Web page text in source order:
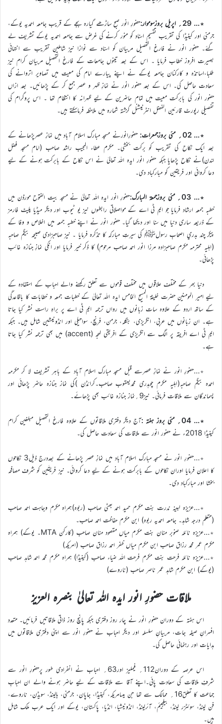
٭… 29؍ اپریل بروزسوموار:
حضورِ انور صبح ساڑھے گیارہ بجے کے قریب جامعہ احمدیہ یوکے،
جرمنی اور کینیڈا کی تقریب تقسیم اسناد کو منور کرنے کی غرض سے جامعہ احمدیہ یوکے تشریف لے
گئے۔ حضور انور نے فارغ التحصیل مربیان کو اسناد سے نوازا نیز شاملینِ تقریب سے انتہائی
بصیرت افروز خطاب فرمایا ۔ اس کے بعد تینوں جامعات کے فارغ التحصیل مربیان کرام نیز
طلبا،اساتذہ و کارکنان جامعہ یوکے نے اپنے پیارے امام کی معیت میں تصاویر اتروانے کی
سعادت حاصل کی۔ اس کے بعد حضور انور نے نمازِ ظہر و عصر جمع کر کے پڑھائیں۔ بعد ازاں
حضور انور کی بابرکت معیت میں تمام حاضرین کے لیے ظہرانہ کا انتظام تھا ۔ اس پروگرام کی
تفصیلی رپورٹ قارئین الفضل انٹرنیشنل گزشتہ شمارہ میں ملاحظہ فرماسکتے ہیں۔
٭… 02؍ مئی بروزجمعرات:
حضورِانورنے مسجد مبارک اسلام آباد میں نمازِ عصرپڑھانے کے
بعد ایک نکاح کی تقریب کو برکت بخشی۔ مکرم عطاء المجیب راشد صاحب (امام مسجد فضل
لندن)نے نکاح پڑھایا جبکہ حضورِ انور ایدہ اللہ تعالیٰ نے اس نکاح کے بابرکت ہونے کے لیے
دعا کروائی اور فریقین کو مبارکباد دی۔
٭… 03؍ مئی بروزجمعۃ المبارک:
حضورِ انور ایدہ اللہ تعالیٰ نے مسجد بیت الفتوح مورڈن میں
خطبہ جمعہ ارشاد فرمایا جو ایم ٹی اے کے مواصلاتی رابطوں نیز یو ٹیوب اور دیگر میڈیا پلیٹ فارمز
کے ذریعہ ساری دنیا میں سنا اور دیکھا گیا۔ حضور انور نے اپنے خطبہ جمعہ میں اخلاص و وفا کے
پيکر چند بدري اصحابِ رسولﷺ کي سيرتِ مبارکہ کا تذکرہ فرمایا ۔ نیز صاحبزادی صبیحہ بیگم صاحبہ
(اہلیہ محترمہ مکرم صاحبزادہ مرزا انور احمد صاحب مرحوم) کا ذکر خیر فرمایا اور انکی نمازِ جنازہ غائب
پڑھائی۔
دنیا بھر کے مختلف علاقوں میں مختلف قوموں سے تعلق رکھنے والے احباب کے استفادہ کے
لیے امیر المومنین حضرت خلیفۃ المسیح الخامس ایدہ اللہ تعالیٰ کے خطبات جمعہ و خطابات کا باقاعدگی
کے ساتھ اردو کے علاوہ سات زبانوں میں رواں ترجمہ ایم ٹی اے پر براہِ راست نشر کیا جاتا
ہے۔ ان زبانوں میں عربی، انگریزی، بنگلہ، جرمن، فرنچ، سواحیلی اور انڈونیشین شامل ہیں۔ جبکہ
ایم ٹی اے افریقہ پر الگ سے انگریزی کے افریقی لہجہ (accent) میں بھی ترجمہ نشر کیا جاتا
ہے۔
٭…حضورِ انور نے نمازِ عصرسے قبل مسجد مبارک اسلام آباد کے باہر تشریف لا کر مکرمہ
احمدہ بیگم صاحبہ(اہلیہ مکرم چوہدری محمدیعقوب صاحب۔کرائڈن )کی نماز جنازہ حاضر پڑھائی اور
پسماندگان سے ملاقات فرمائی۔ نیز9؍نماز جنازہ غائب بھی پڑھائے۔
٭… 04؍ مئی بروز ہفتہ :
آج دیگر دفتری ملاقاتوں کے علاوہ فارغ التحصیل مبلغین کرام
کینیڈا 2018ء نے حضور انور سے ملاقات کی سعادت حاصل کی۔
٭…حضورِ انور نے مسجد مبارک اسلام آباد میں نمازِ عصر پڑھانے کے بعددرج ذیل3 نکاحوں
کا اعلان فرمایا اوران نکاحوں کے بابرکت ہونے کے لیے دعا کروائی۔ نیز فریقَین کو شرف مصافحہ
بخشا اور مبارکباد دی۔
٭…عزیزہ لبینہ ندرت بنت مکرم حمید احمد بھٹی صاحب (ربوہ)ہمراہ مکرم وجاہت احمد صاحب
(متعلم درجہ شاہد۔ جامعہ احمدیہ ربوہ) ابن مکرم حفاظت احمد صاحب۔
٭…عزیزہ نائلہ صنوبر منان بنت مکرم میاں مقصود منان صاحب (کارکن MTA۔ یوکے) ہمراہ
مکرم عمر محمد رزاق صاحب ابن مکرم میاں ظفر احمد رزاق صاحب (امریکہ)
٭…عزیزہ نائلہ فرحت بنت مکرم فرحت اللہ ضیاء صاحب (کینیڈا) ہمراہ مکرم محمد احمد شاہد صاحب
(یوکے) ابن مکرم شاہد عمر ناصر صاحب (ناروے)
ملاقات حضورِ انور ایدہ اللہ تعالیٰ بنصرہ العزیز
اس ہفتہ کے دوران حضورِ انور نے چار روز دفتری جبکہ پانچ روز ذاتی ملاقاتیں فرمائیں۔ متعدد
افسرانِ صیغہ جات، مربیانِ سلسلہ اور دیگر احباب نے حضورِ انور سے اپنی دفتری ملاقاتوں میں
ہدایات اور رہنمائی حاصل کی۔
اس عرصہ کے دوران112؍ فیملیز اور63؍ احباب نے انفرادی طور پرحضورِ انور سے
شرفِ ملاقات کی سعادت پائی۔اپنے آقا سے ملاقات کے لیے حاضر ہونے والے ان احبابِ
جماعت کا تعلق16؍ ممالک سے تھا جن میںامریکہ، کینیڈا، جاپان، جرمنی، ہالینڈ، سویڈن، ناروے،
فن لینڈ، سوئٹزر لینڈ، بیلجیئم، آئرلینڈ، انڈونیشیا، انڈیا، پاکستان، یوکے اور ایک عرب ملک شامل
ہیں۔